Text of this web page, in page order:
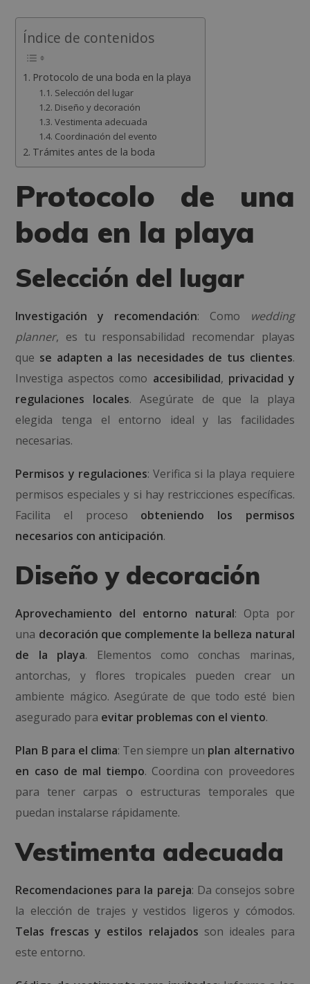
Índice de contenidos
Protocolo de una boda en la playa
Selección del lugar
Diseño y decoración
Vestimenta adecuada
Coordinación del evento
Trámites antes de la boda
Protocolo de una
boda en la playa
Selección del lugar
Investigación y recomendación: Como
wedding
planner, es tu responsabilidad recomendar playas
que se adapten a las necesidades de tus clientes.
Investiga aspectos como accesibilidad, privacidad y
regulaciones locales. Asegúrate de que la playa
elegida tenga el entorno ideal y las facilidades
necesarias.
Permisos y regulaciones: Verifica si la playa requiere
permisos especiales y si hay restricciones específicas.
Facilita el proceso obteniendo los permisos
necesarios con anticipación.
Diseño y decoración
Aprovechamiento del entorno natural: Opta por
una decoración que complemente la belleza natural
de la playa. Elementos como conchas marinas,
antorchas, y flores tropicales pueden crear un
ambiente mágico. Asegúrate de que todo esté bien
asegurado para evitar problemas con el viento.
Plan B para el clima: Ten siempre un plan alternativo
en caso de mal tiempo. Coordina con proveedores
para tener carpas o estructuras temporales que
puedan instalarse rápidamente.
Vestimenta adecuada
Recomendaciones para la pareja: Da consejos sobre
la elección de trajes y vestidos ligeros y cómodos.
Telas frescas y estilos relajados son ideales para
este entorno.